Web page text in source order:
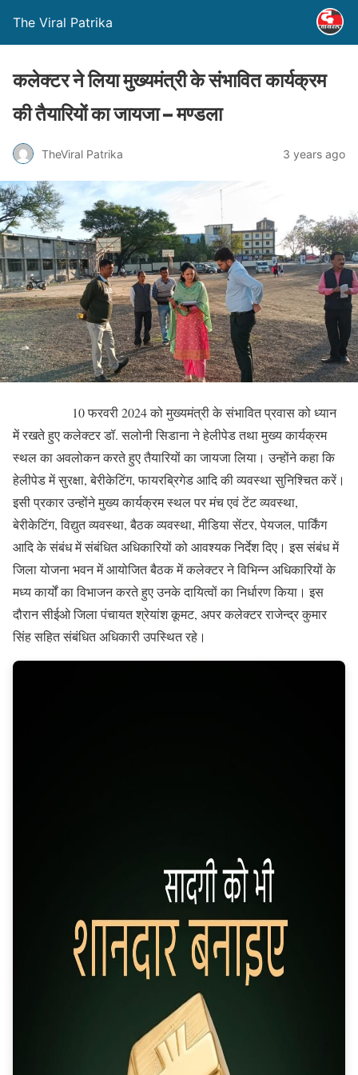
The Viral Patrika
कलेक्टर ने लिया मुख्यमंत्री के संभावित कार्यक्रम
की तैयारियों का जायजा – मण्‍डला
TheViral Patrika 3 years ago
10 फरवरी 2024 को मुख्यमंत्री के संभावित प्रवास को ध्यान
में रखते हुए कलेक्टर डॉ. सलोनी सिडाना ने हेलीपेड तथा मुख्य कार्यक्रम
स्थल का अवलोकन करते हुए तैयारियों का जायजा लिया। उन्होंने कहा कि
हेलीपेड में सुरक्षा, बेरीकेटिंग, फायरब्रिगेड आदि की व्यवस्था सुनिश्चित करें।
इसी प्रकार उन्होंने मुख्य कार्यक्रम स्थल पर मंच एवं टेंट व्यवस्था,
बेरीकेटिंग, विद्युत व्यवस्था, बैठक व्यवस्था, मीडिया सेंटर, पेयजल, पार्किंग
आदि के संबंध में संबंधित अधिकारियों को आवश्यक निर्देश दिए। इस संबंध में
जिला योजना भवन में आयोजित बैठक में कलेक्टर ने विभिन्न अधिकारियों के
मध्य कार्यों का विभाजन करते हुए उनके दायित्वों का निर्धारण किया। इस
दौरान सीईओ जिला पंचायत श्रेयांश कूमट, अपर कलेक्टर राजेन्द्र कुमार
सिंह सहित संबंधित अधिकारी उपस्थित रहे।